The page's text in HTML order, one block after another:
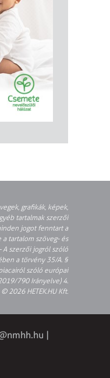
grafikák, képek,
tartalmak szerzői
jogot fenntart a
tartalom szöveg- és
A szerzői jogról szóló
a törvény 35/A. §
szóló európai
790 Irányelve) 4.
2026 HETEK.HU Kft.